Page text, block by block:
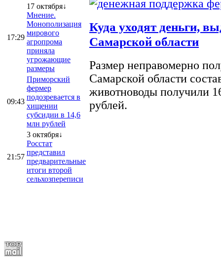
17:29
17 октября↓
Мнение.
Монополизация
мирового
агропрома
приняла
угрожающие
размеры
09:43
Приморский
фермер
подозревается в
хищении
субсидии в 14,6
млн рублей
21:57
3 октября↓
Росстат
представил
предварительные
итоги второй
сельхозпереписи
Куда уходят деньги,
Самарской области
Размер неправомерно
Самарской области
животноводы получили
рублей.